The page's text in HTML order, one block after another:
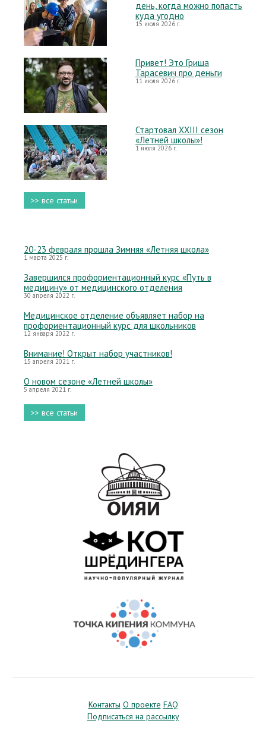
день, когда можно попасть
куда угодно
15 июля 2026 г.
Привет! Это Гриша
Тарасевич про деньги
11 июля 2026 г.
Стартовал XXIII сезон
«Летней школы»!
1 июля 2026 г.
>> все статьи
20-23 февраля прошла Зимняя «Летняя школа»
1 марта 2025 г.
Завершился профориентационный курс «Путь в
медицину» от медицинского отделения
30 апреля 2022 г.
Медицинское отделение объявляет набор на
профориентационный курс для школьников
12 января 2022 г.
Внимание! Открыт набор участников!
15 апреля 2021 г.
О новом сезоне «Летней школы»
5 апреля 2021 г.
>> все статьи
Контакты О проекте FAQ
Подписаться на рассылку